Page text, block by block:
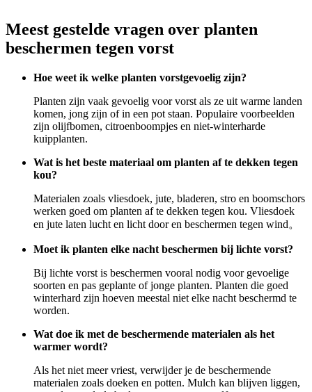
Meest gestelde vragen over planten
beschermen tegen vorst
Hoe weet ik welke planten vorstgevoelig zijn?
Planten zijn vaak gevoelig voor vorst als ze uit warme landen
komen, jong zijn of in een pot staan. Populaire voorbeelden
zijn olijfbomen, citroenboompjes en niet-winterharde
kuipplanten.
Wat is het beste materiaal om planten af te dekken tegen
kou?
Materialen zoals vliesdoek, jute, bladeren, stro en boomschors
werken goed om planten af te dekken tegen kou. Vliesdoek
en jute laten lucht en licht door en beschermen tegen wind。
Moet ik planten elke nacht beschermen bij lichte vorst?
Bij lichte vorst is beschermen vooral nodig voor gevoelige
soorten en pas geplante of jonge planten. Planten die goed
winterhard zijn hoeven meestal niet elke nacht beschermd te
worden.
Wat doe ik met de beschermende materialen als het
warmer wordt?
Als het niet meer vriest, verwijder je de beschermende
materialen zoals doeken en potten. Mulch kan blijven liggen,